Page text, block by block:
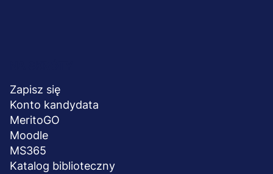
stopka
Zapisz się
Konto kandydata
MeritoGO
Moodle
MS365
Katalog biblioteczny